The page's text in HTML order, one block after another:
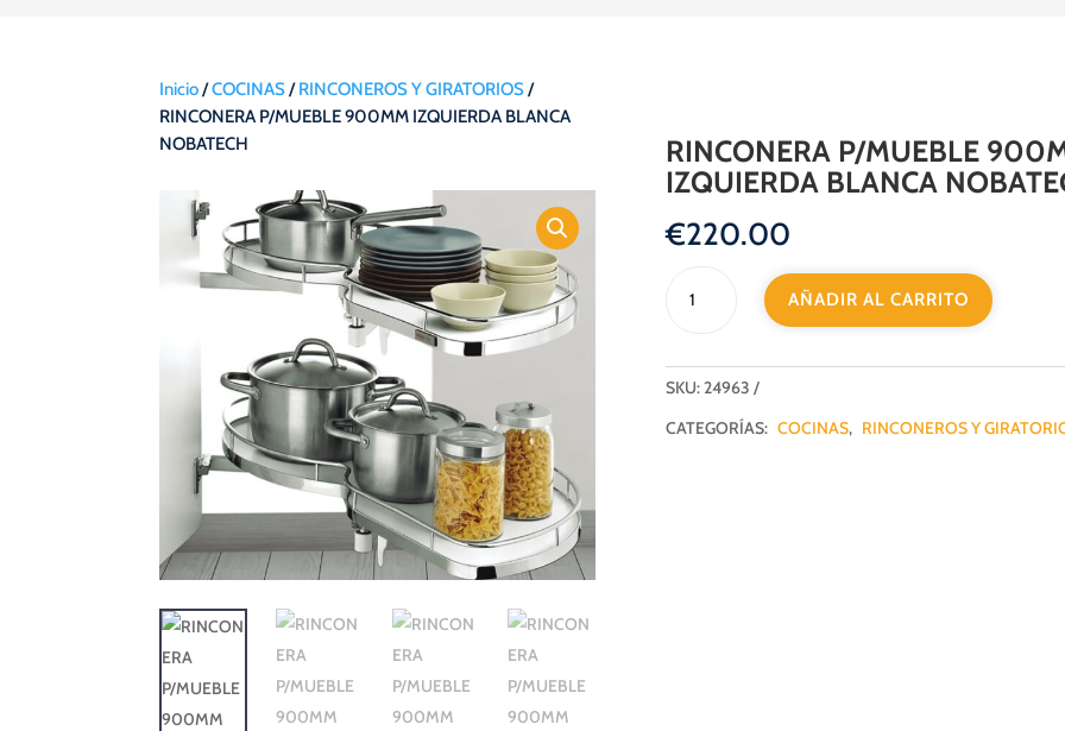
Inicio/COCINAS/RINCONEROS Y GIRATORIOS/
RINCONERA P/MUEBLE 900MM IZQUIERDA BLANCA
NOBATECH
RINCONERA P/MUEBLE
IZQUIERDA BLANCA
€220.00
P/MUEBLE
BLANCA
NOBATECH
cantidad
AÑADIR AL CARRITO
SKU:24963
CATEGORÍAS: COCINAS, RINCONEROS Y